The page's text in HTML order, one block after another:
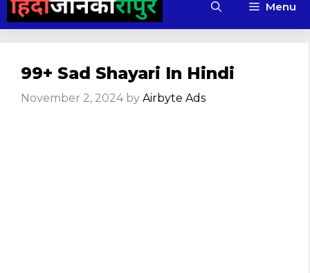
content
Menu
99+ Sad Shayari In Hindi
November 2, 2024 by Airbyte Ads